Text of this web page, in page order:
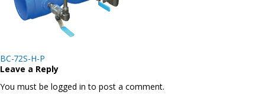
Post
navigation
BC-72S-H-P
Leave a Reply
You must be logged in to post a comment.